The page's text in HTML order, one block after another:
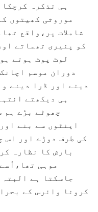
ہی تذکرہ
موروثی کھیتوں
شاملات پر،واقع
کو پنیری تھماتے
لوٹ پوٹ ہوتے
دوران موسم
دینے اور ڈرا دینے
ہی دیکھتے
چھوٹے بڑے ہم
اینٹوں سے بنے
کی طرف دوڑے اور اس
بارش کا نظارہ
موہی
جاسکتا ہے
کرونا وائرس کے